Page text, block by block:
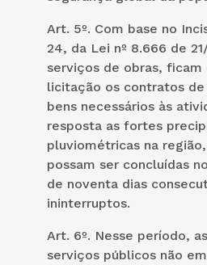
Art. 5º. Com base no
24, da Lei nº 8.666 de
serviços de obras, ficam
licitação os contratos de
bens necessários às
resposta as fortes
pluviométricas na
possam ser concluídas
de noventa dias
ininterruptos.
Art. 6º. Nesse período,
serviços públicos não